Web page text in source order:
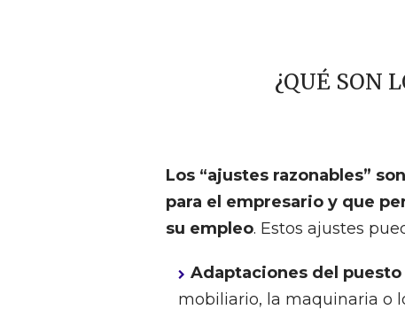
¿QUÉ SON
Los “ajustes razonables”
para el empresario y que
su empleo. Estos ajustes
Adaptaciones del
mobiliario, la maquinaria o